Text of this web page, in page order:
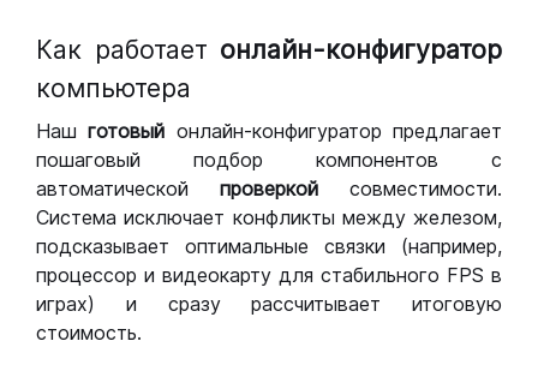
Как работает онлайн-конфигуратор
компьютера
Нашготовый онлайн-конфигуратор предлагает
пошаговый подбор компонентов с
автоматической проверкой совместимости.
Система исключает конфликты между железом,
подсказывает оптимальные связки (например,
процессор и видеокарту для стабильного FPS в
играх) и сразу рассчитывает итоговую
стоимость.